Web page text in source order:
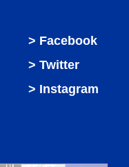
Facebook
Twitter
Instagram